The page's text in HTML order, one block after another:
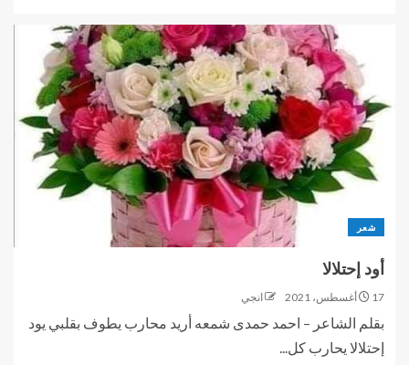
شعر
أود إحتلالا
17 أغسطس، 2021 انجي
بقلم الشاعر – احمد حمدى شمعه أريد محارب يطوف بقلبي يود
إحتلالا يحارب كل...